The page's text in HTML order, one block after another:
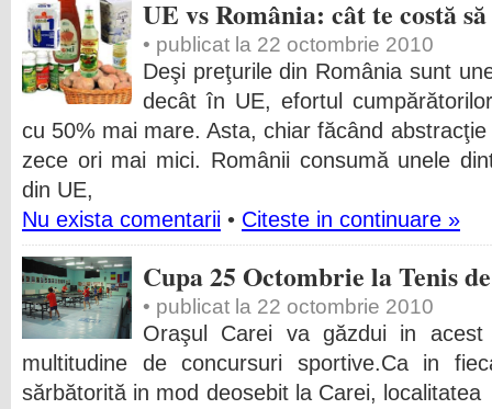
UE vs România: cât te costă
• publicat la 22 octombrie 2010
Deşi preţurile din România sunt
decât în UE, efortul
cu 50% mai mare. Asta, chiar făcând
zece ori mai mici. Românii consumă unele
din UE,
Nu exista comentarii • Citeste in continuare »
Cupa 25 Octombrie la Tenis
• publicat la 22 octombrie 2010
Oraşul Carei va găzdui in
multitudine de concursuri sportive.Ca in
sărbătorită in mod deosebit la Carei,